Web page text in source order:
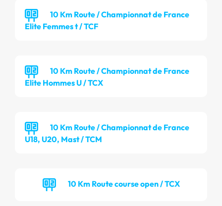
10 Km Route / Championnat de France
Elite Femmes t / TCF
10 Km Route / Championnat de France
Elite Hommes U / TCX
10 Km Route / Championnat de France
U18, U20, Mast / TCM
10 Km Route course open / TCX